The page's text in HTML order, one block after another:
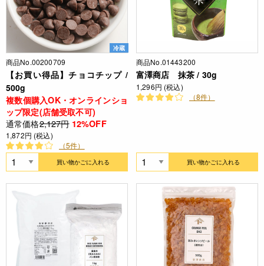
冷蔵
商品No.00200709
【お買い得品】チョコチップ /
500g
複数個購入OK・オンラインショ
ップ限定(店舗受取不可)
通常価格2,127円 12%OFF
1,872円 (税込)
（5件）
買い物かごに入れる
商品No.01443200
富澤商店 抹茶 / 30g
1,296円 (税込)
（8件）
買い物かごに入れる